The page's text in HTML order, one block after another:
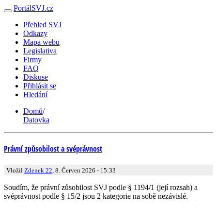
PortálSVJ.cz
Přehled SVJ
Odkazy
Mapa webu
Legislativa
Firmy
FAQ
Diskuse
Přihlásit se
Hledání
Domů/
Datovka
Právní způsobilost a svéprávnost
Vložil Zdenek 22 , 8. Červen 2026 - 15:33
Soudím, že právní zůsobilost SVJ podle § 1194/1 (její rozsah) a
svéprávnost podle § 15/2 jsou 2 kategorie na sobě nezávislé.